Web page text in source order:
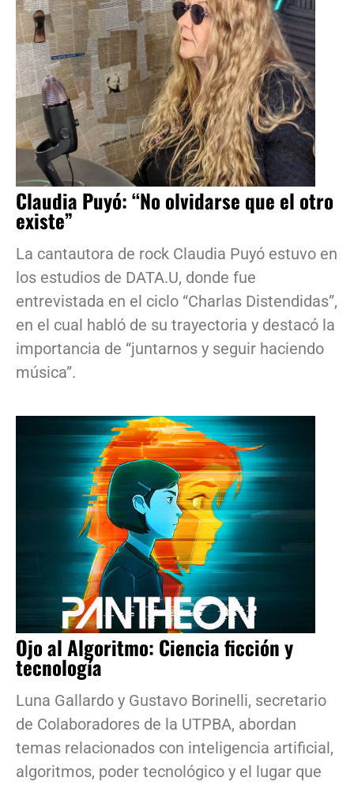
Claudia Puyó: “No olvidarse que el otro
existe”
La cantautora de rock Claudia Puyó estuvo en
los estudios de DATA.U, donde fue
entrevistada en el ciclo “Charlas Distendidas”,
en el cual habló de su trayectoria y destacó la
importancia de “juntarnos y seguir haciendo
música”.
Ojo al Algoritmo: Ciencia ficción y
tecnología
Luna Gallardo y Gustavo Borinelli, secretario
de Colaboradores de la UTPBA, abordan
temas relacionados con inteligencia artificial,
algoritmos, poder tecnológico y el lugar que